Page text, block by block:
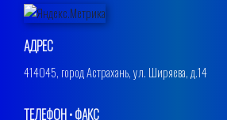
АДРЕС
414045, город Астрахань, ул. Ширяева, д.14
ТЕЛЕФОН • ФАКС